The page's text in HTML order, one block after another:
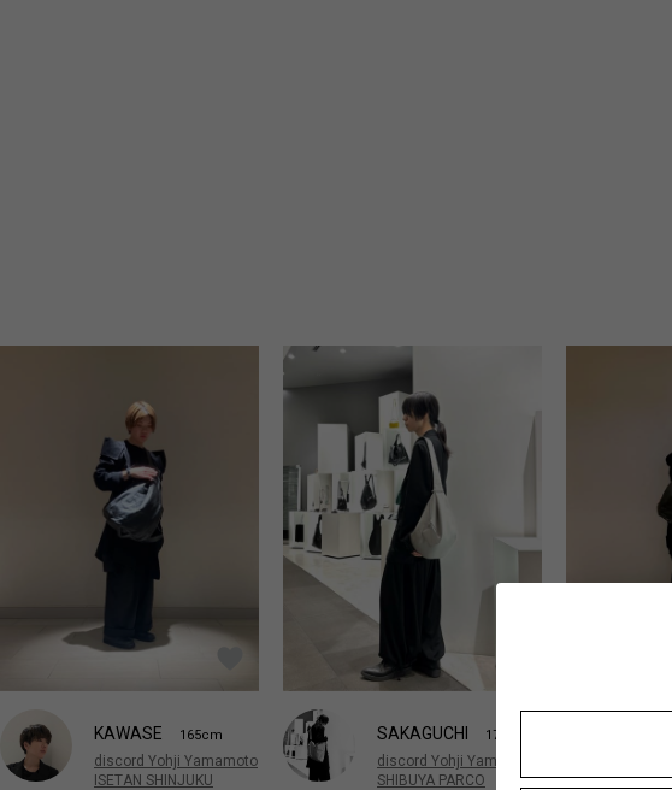
KAWASE 165cm
discord Yohji Yamamoto
ISETAN SHINJUKU
SAKAGUCHI 173cm
discord Yohji Yamamoto
SHIBUYA PARCO